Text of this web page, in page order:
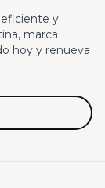
eficiente y
marca
hoy y renueva